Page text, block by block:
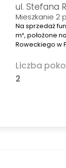
ul. Stefana
Mieszkanie 2
Na sprzedaż
m², położone
Roweckiego w
Liczba
2